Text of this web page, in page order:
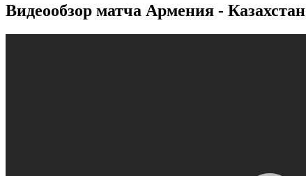
Видеообзор матча Армения - Казахстан